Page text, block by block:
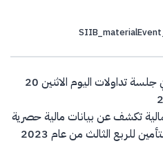
الأسهم السورية في جلسة تداولات اليوم الاثنين 20
تكشف عن بيانات مالية حصرية
للربع الثالث من عام 2023